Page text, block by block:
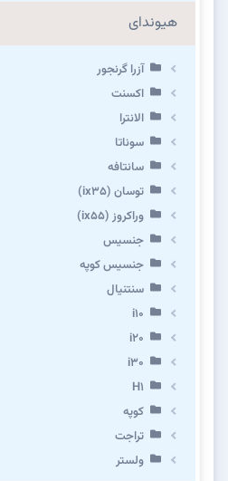
هیوندای
آزرا گرنجور
اکسنت
الانترا
سوناتا
سانتافه
توسان (ix35)
وراکروز (ix55)
جنسیس
جنسیس کوپه
سنتنیال
i10
i20
i30
H1
کوپه
تراجت
ولستر